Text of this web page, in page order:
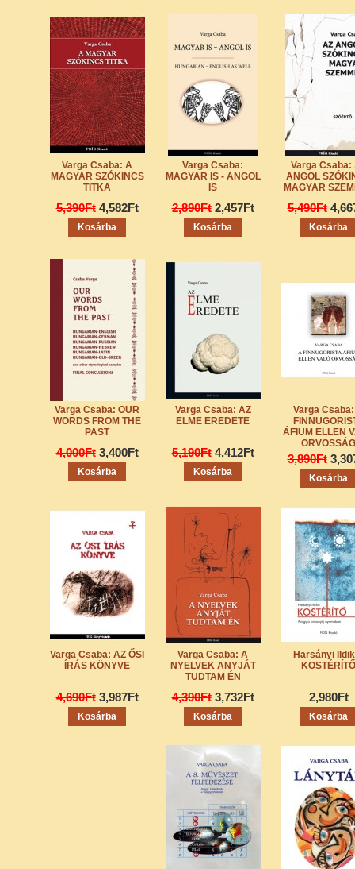
Varga Csaba: A
MAGYAR SZÓKINCS
TITKA
5,390Ft 4,582Ft
Varga Csaba:
MAGYAR IS - ANGOL
IS
2,890Ft 2,457Ft
Varga Csaba:
ANGOL
MAGYAR
5,490Ft
Varga Csaba: OUR
WORDS FROM THE
PAST
4,000Ft 3,400Ft
Varga Csaba: AZ
ELME EREDETE
5,190Ft 4,412Ft
Varga
ÁFIUM ELLEN
ORVOSSÁG
3,890Ft
Varga Csaba: AZ ŐSI
ÍRÁS KÖNYVE
4,690Ft 3,987Ft
Varga Csaba: A
NYELVEK ANYJÁT
TUDTAM ÉN
4,390Ft 3,732Ft
Harsányi
KOSTÉRÍTŐ
2,980Ft